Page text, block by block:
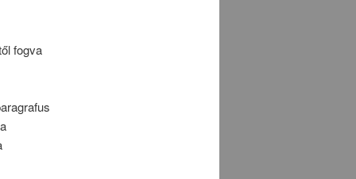
fogva